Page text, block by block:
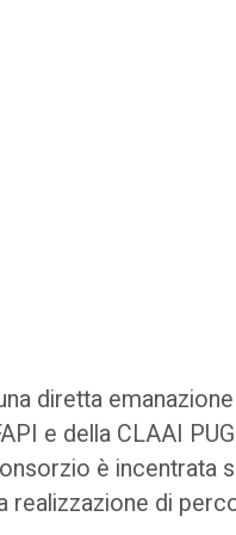
diretta
e della CLAAI
è incentrata
realizzazione di